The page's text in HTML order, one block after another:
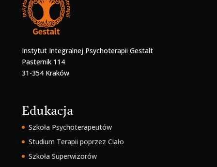
Instytut Integralnej Psychoterapii Gestalt
Pasternik 114
31-354 Kraków
Edukacja
Szkoła Psychoterapeutów
Studium Terapii poprzez Ciało
Szkoła Superwizorów